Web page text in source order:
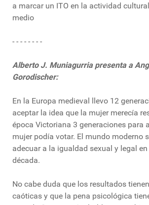
a marcar un ITO en la actividad
medio
- - - - - - - -
Alberto J. Muniagurria presenta a
Gorodischer:
En la Europa medieval llevo 12
aceptar la idea que la mujer merecía
época Victoriana 3 generaciones para
mujer podía votar. El mundo moderno
adecuar a la igualdad sexual y legal
década.
No cabe duda que los resultados
caóticas y que la pena psicológica